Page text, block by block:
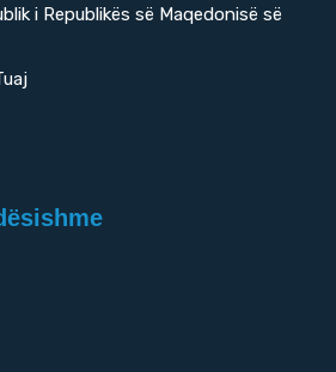
i Republikës së Maqedonisë së